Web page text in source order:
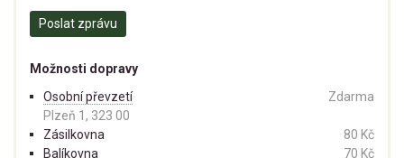
Poslat zprávu
Možnosti dopravy
Osobní převzetí
Plzeň 1, 323 00
Zdarma
Zásilkovna
80 Kč
Balíkovna
70 Kč